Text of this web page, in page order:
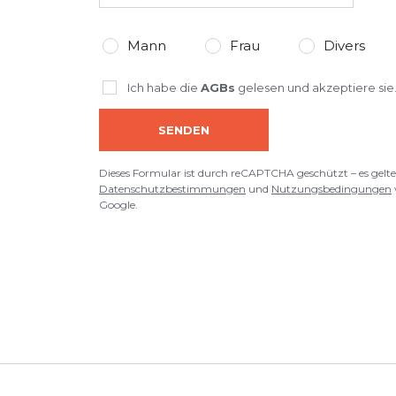
Mann Frau Divers
Ich habe die AGBs gelesen und akzeptiere sie.
SENDEN
Dieses Formular ist durch reCAPTCHA geschützt – es
Datenschutzbestimmungen und Nutzungsbedingungen
Google.